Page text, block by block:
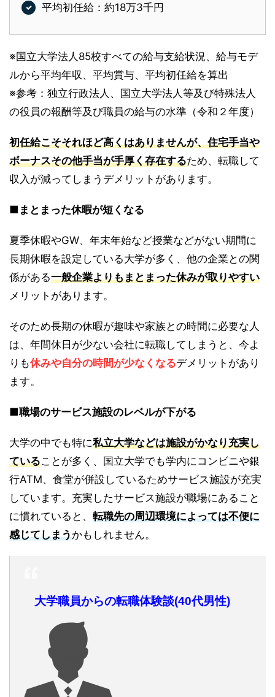
平均初任給：約18万3千円
※国立大学法人85校すべての給与支給状況、給与モデ
ルから平均年収、平均賞与、平均初任給を算出
※参考：独立行政法人、国立大学法人等及び特殊法人
の役員の報酬等及び職員の給与の水準（令和２年度）
初任給こそそれほど高くはありませんが、住宅手当や
ボーナスその他手当が手厚く存在するため、転職して
収入が減ってしまうデメリットがあります。
■まとまった休暇が短くなる
夏季休暇やGW、年末年始など授業などがない期間に
長期休暇を設定している大学が多く、他の企業との関
係がある一般企業よりもまとまった休みが取りやすい
メリットがあります。
そのため長期の休暇が趣味や家族との時間に必要な人
は、年間休日が少ない会社に転職してしまうと、今よ
りも休みや自分の時間が少なくなるデメリットがあり
ます。
■職場のサービス施設のレベルが下がる
大学の中でも特に私立大学などは施設がかなり充実し
ていることが多く、国立大学でも学内にコンビニや銀
行ATM、食堂が併設しているためサービス施設が充実
しています。充実したサービス施設が職場にあること
に慣れていると、 転職先の周辺環境によっては不便に
感じてしまうかもしれません。
大学職員からの転職体験談(40代男性)